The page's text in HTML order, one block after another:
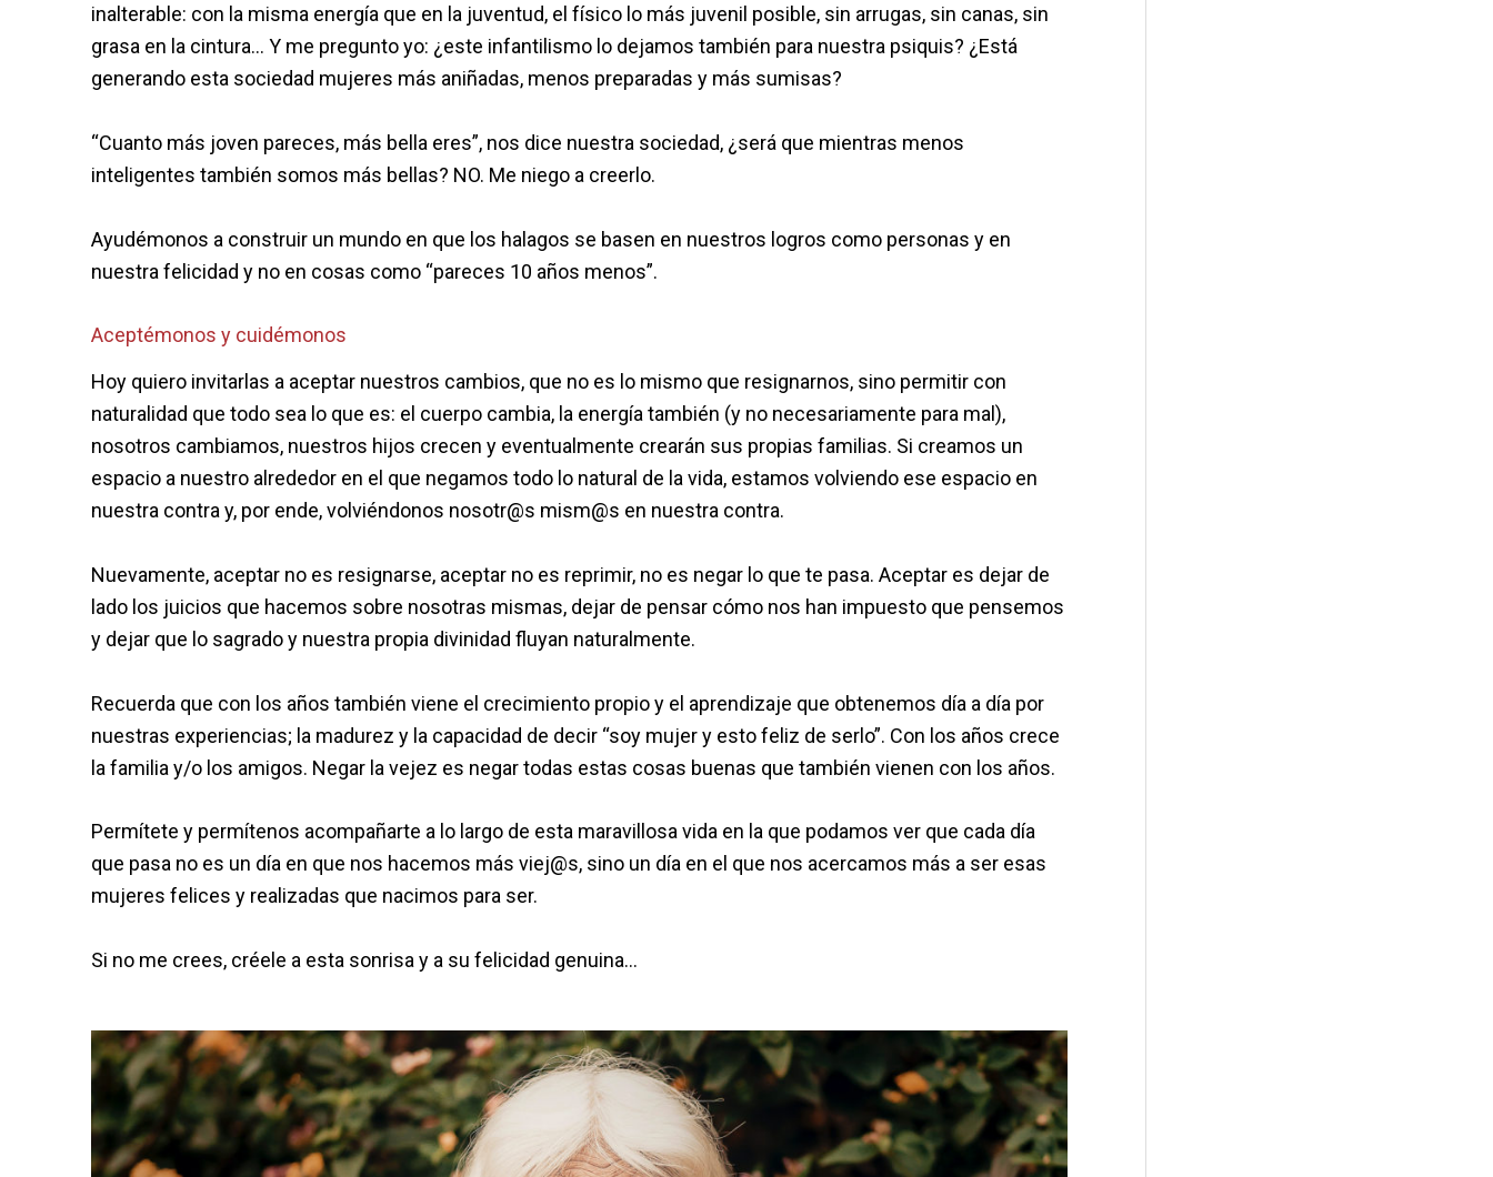
inalterable: con la misma energía que en la juventud, el físico lo más juvenil posible, sin arrugas, sin canas, sin
grasa en la cintura… Y me pregunto yo: ¿este infantilismo lo dejamos también para nuestra psiquis? ¿Está
generando esta sociedad mujeres más aniñadas, menos preparadas y más sumisas?
“Cuanto más joven pareces, más bella eres”, nos dice nuestra sociedad, ¿será que mientras menos
inteligentes también somos más bellas? NO. Me niego a creerlo.
Ayudémonos a construir un mundo en que los halagos se basen en nuestros logros como personas y en
nuestra felicidad y no en cosas como “pareces 10 años menos”.
Aceptémonos y cuidémonos
Hoy quiero invitarlas a aceptar nuestros cambios, que no es lo mismo que resignarnos, sino permitir con
naturalidad que todo sea lo que es: el cuerpo cambia, la energía también (y no necesariamente para mal),
nosotros cambiamos, nuestros hijos crecen y eventualmente crearán sus propias familias. Si creamos un
espacio a nuestro alrededor en el que negamos todo lo natural de la vida, estamos volviendo ese espacio en
nuestra contra y, por ende, volviéndonos nosotr@s mism@s en nuestra contra.
Nuevamente, aceptar no es resignarse, aceptar no es reprimir, no es negar lo que te pasa. Aceptar es dejar de
lado los juicios que hacemos sobre nosotras mismas, dejar de pensar cómo nos han impuesto que pensemos
y dejar que lo sagrado y nuestra propia divinidad fluyan naturalmente.
Recuerda que con los años también viene el crecimiento propio y el aprendizaje que obtenemos día a día por
nuestras experiencias; la madurez y la capacidad de decir “soy mujer y esto feliz de serlo”. Con los años crece
la familia y/o los amigos. Negar la vejez es negar todas estas cosas buenas que también vienen con los años.
Permítete y permítenos acompañarte a lo largo de esta maravillosa vida en la que podamos ver que cada día
que pasa no es un día en que nos hacemos más viej@s, sino un día en el que nos acercamos más a ser esas
mujeres felices y realizadas que nacimos para ser.
Si no me crees, créele a esta sonrisa y a su felicidad genuina…